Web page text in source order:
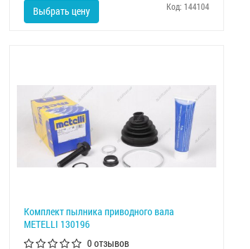
Выбрать цену Код: 144104
Комплект пылника приводного вала
METELLI 130196
0 отзывов